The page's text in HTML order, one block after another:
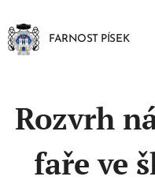
FARNOST PÍSEK
Rozvrh
faře ve